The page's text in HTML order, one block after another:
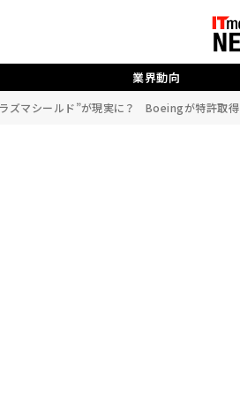
業界動向
ズマシールド”が現実に？ Boeingが特許取得